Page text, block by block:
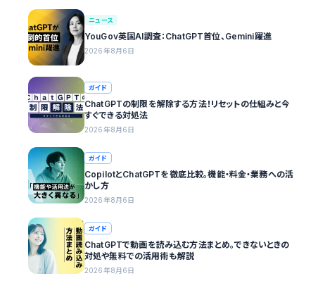
ニュース
YouGov英国AI調査：ChatGPT首位、Gemini躍進
2026年8月6日
ガイド
ChatGPTの制限を解除する方法！リセットの仕組みと今
すぐできる対処法
2026年8月6日
ガイド
CopilotとChatGPTを徹底比較。機能・料金・業務への活
かし方
2026年8月6日
ガイド
ChatGPTで動画を読み込む方法まとめ。できないときの
対処や無料での活用術も解説
2026年8月6日